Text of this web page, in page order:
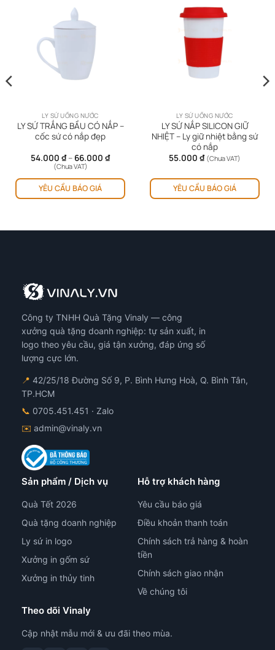
LY SỨ UỐNG NƯỚC
LY SỨ TRẮNG BẦU CÓ NẮP –
cốc sứ có nắp đẹp
54.000 ₫ – 66.000 ₫Khoảng
54.000 ₫
66.000 ₫
(Chưa VAT)
YÊU CẦU BÁO GIÁ
thể
được
chọn
sản
LY SỨ UỐNG NƯỚC
LY SỨ NẮP SILICON GIỮ
NHIỆT – Ly giữ nhiệt bằng sứ
có nắp
55.000 ₫ (Chưa VAT)
YÊU CẦU BÁO GIÁ
Công ty TNHH Quà Tặng Vinaly — công
xưởng quà tặng doanh nghiệp: tự sản xuất, in
logo theo yêu cầu, giá tận xưởng, đáp ứng số
lượng cực lớn.
📍 42/25/18 Đường Số 9, P. Bình Hưng Hoà, Q. Bình Tân,
TP.HCM
📞 0705.451.451 · Zalo
✉️ admin@vinaly.vn
Sản phẩm / Dịch vụ
Quà Tết 2026
Quà tặng doanh nghiệp
Ly sứ in logo
Xưởng in gốm sứ
Xưởng in thủy tinh
Hỗ trợ khách hàng
Yêu cầu báo giá
Điều khoản thanh toán
Chính sách trả hàng & hoàn
tiền
Chính sách giao nhận
Về chúng tôi
Theo dõi Vinaly
Cập nhật mẫu mới & ưu đãi theo mùa.